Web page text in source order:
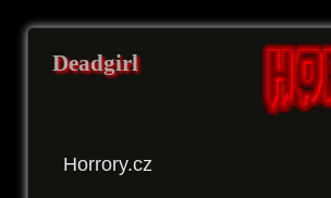
Deadgirl
Horrory.cz